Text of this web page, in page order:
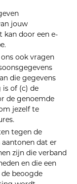
jouw
kan door een e-
ook vragen
die gegevens
of (c) de
de genoemde
jezelf te
tegen de
dat er
zijn die verband
en die een
beoogde